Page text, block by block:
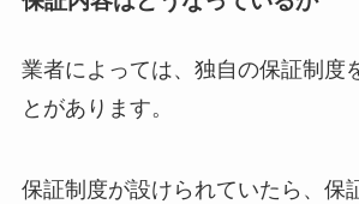
業者によっては、独自の保証制度
とがあります。
保証制度が設けられていたら、保